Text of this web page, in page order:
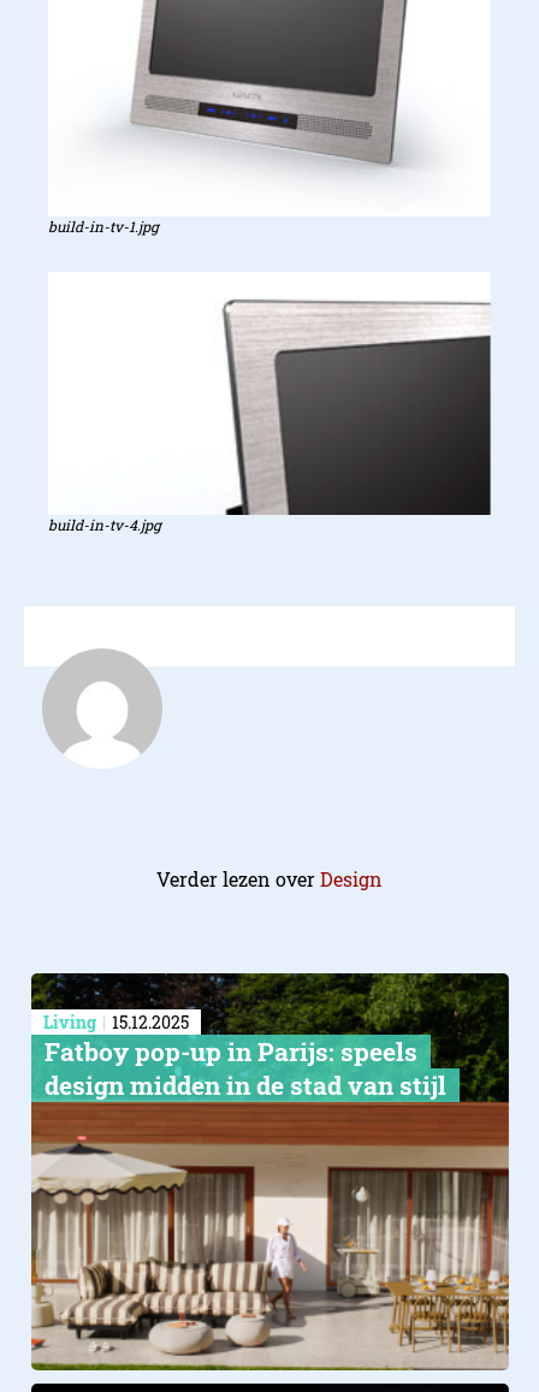
build-in-tv-1.jpg
build-in-tv-4.jpg
Verder lezen overDesign
Living 15.12.2025
Fatboy pop-up in Parijs: speels
design midden in de stad van stijl